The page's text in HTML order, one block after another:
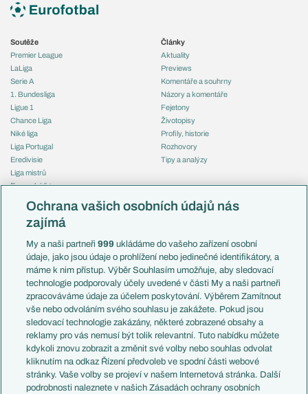
Soutěže
Premier League
LaLiga
Serie A
1. Bundesliga
Ligue 1
Chance Liga
Niké liga
Liga Portugal
Eredivisie
Liga mistrů
Evropská liga
Mistrovství světa
Liga národů
Témata
Představení týmů MS
EuroSkauting
PL v kostce
Evropské koeficienty
Přestupy
Přestupové spekulace
Zranění
Kluby
Arsenal FC
Články
Aktuality
Previews
Komentáře a souhrny
Názory a komentáře
Fejetony
Životopisy
Profily, historie
Rozhovory
Tipy a analýzy
Česko
Francie
Itálie
Německo
Španělsko
Argentina
Brazílie
Přestupy
Zápasy
Livescore
Tipovací soutěž
Ochrana vašich osobních údajů nás
zajímá
My a naši partneři999 ukládáme do vašeho zařízení osobní
údaje, jako jsou údaje o prohlížení nebo jedinečné identifikátory, a
máme k nim přístup. Výběr Souhlasím umožňuje, aby sledovací
technologie podporovaly účely uvedené v části My a naši partneři
zpracováváme údaje za účelem poskytování. Výběrem Zamítnout
vše nebo odvoláním svého souhlasu je zakážete. Pokud jsou
sledovací technologie zakázány, některé zobrazené obsahy a
reklamy pro vás nemusí být tolik relevantní. Tuto nabídku můžete
kdykoli znovu zobrazit a změnit své volby nebo souhlas odvolat
kliknutím na odkaz Řízení předvoleb ve spodní části webové
stránky. Vaše volby se projeví v našem Internetová stránka. Další
podrobnosti naleznete v našich Zásadách ochrany osobních